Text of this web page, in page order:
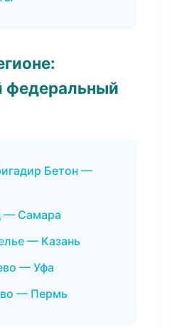
федеральный
Бетон —
— Самара
— Казань
— Уфа
— Пермь